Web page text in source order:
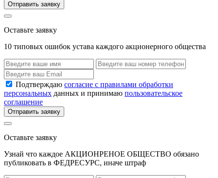
Отправить заявку
Оставьте заявку
10 типовых ошибок устава каждого акционерного общества
Подтверждаю согласие с правилами обработки
персональных данных и принимаю пользовательское
соглашение
Отправить заявку
Оставьте заявку
Узнай что каждое АКЦИОНРЕНОЕ ОБЩЕСТВО обязано
публиковать в ФЕДРЕСУРС, иначе штраф